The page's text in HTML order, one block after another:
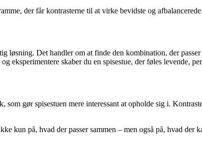
der får kontrasterne til at virke bevidste og afbalancerede.
løsning. Det handler om at finde den kombination, der
eksperimentere skaber du en spisestue, der føles levende,
gør spisestuen mere interessant at opholde sig i.
kun på, hvad der passer sammen – men også på, hvad der